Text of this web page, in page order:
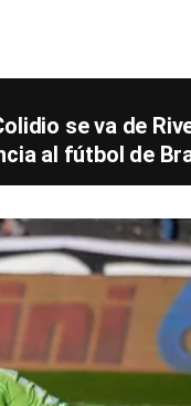
se va de
al fútbol de